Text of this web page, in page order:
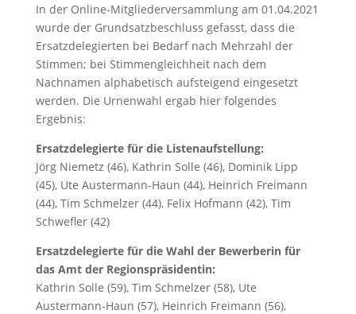
In der Online-Mitgliederversammlung am 01.04.2021
wurde der Grundsatzbeschluss gefasst, dass die
Ersatzdelegierten bei Bedarf nach Mehrzahl der
Stimmen; bei Stimmengleichheit nach dem
Nachnamen alphabetisch aufsteigend eingesetzt
werden. Die Urnenwahl ergab hier folgendes
Ergebnis:
Ersatzdelegierte für die Listenaufstellung:
Jörg Niemetz (46), Kathrin Solle (46), Dominik Lipp
(45), Ute Austermann-Haun (44), Heinrich Freimann
(44), Tim Schmelzer (44), Felix Hofmann (42), Tim
Schwefler (42)
Ersatzdelegierte für die Wahl der Bewerberin für
das Amt der Regionspräsidentin:
Kathrin Solle (59), Tim Schmelzer (58), Ute
Austermann-Haun (57), Heinrich Freimann (56),